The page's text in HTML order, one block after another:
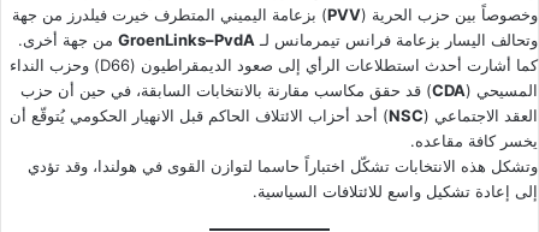
وخصوصاً بين حزب الحرية (PVV) بزعامة اليميني المتطرف خيرت فيلدرز من جهة
وتحالف اليسار بزعامة فرانس تيمرمانس لـ GroenLinks–PvdA من جهة أخرى.
كما أشارت أحدث استطلاعات الرأي إلى صعود الديمقراطيون (D66) وحزب النداء
المسيحي (CDA) قد حقق مكاسب مقارنة بالانتخابات السابقة، في حين أن حزب
العقد الاجتماعي (NSC) أحد أحزاب الائتلاف الحاكم قبل الانهيار الحكومي يُتوقّع أن
يخسر كافة مقاعده.
وتشكل هذه الانتخابات تشكّل اختباراً حاسما لتوازن القوى في هولندا، وقد تؤدي
إلى إعادة تشكيل واسع للائتلافات السياسية.